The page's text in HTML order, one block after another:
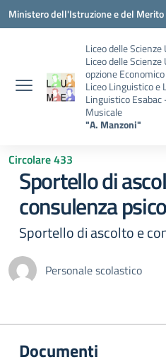
Vai ai contenuti
Vai al menu di navigazione
Vai al footer
Ministero dell'Istruzione e del Merito
Liceo delle
Liceo delle
opzione
Liceo Linguistico e
Linguistico Esabac
Musicale
"A. Manzoni"
Circolare 433
Sportello di
consulenza
Sportello di ascolto e
Personale scolastico
Documenti